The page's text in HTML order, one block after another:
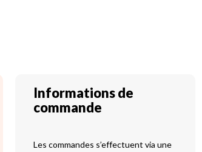
Informations de
commande
Les commandes s’effectuent via une